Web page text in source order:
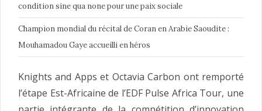
condition sine qua none pour une paix sociale
Champion mondial du récital de Coran en Arabie Saoudite :
Mouhamadou Gaye accueilli en héros
Knights and Apps et Octavia Carbon ont remporté
l’étape Est-Africaine de l’EDF Pulse Africa Tour, une